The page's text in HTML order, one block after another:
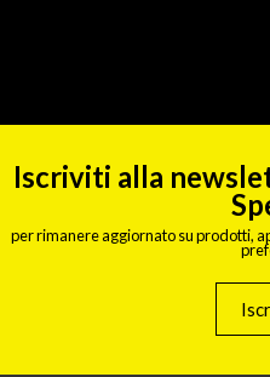
Iscriviti alla
per rimanere aggiornato su prodotti,